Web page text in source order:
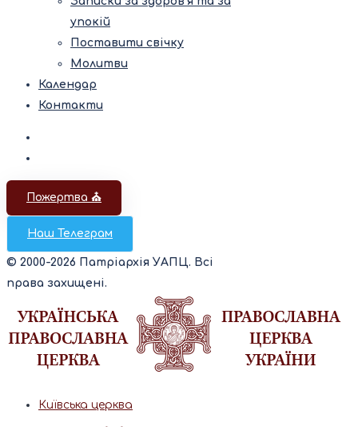
упокій
Поставити свічку
Молитви
Календар
Контакти
Пожертва ⛪️
Наш Телеграм
© 2000-2026 Патріархія УАПЦ. Всі
права захищені.
Київська церква